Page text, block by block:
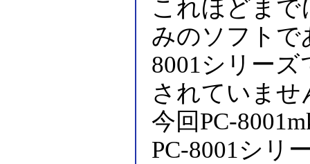
これほどまで
みのソフトで
8001シリーズ
されていませ
今回PC-
PC-8001シリ